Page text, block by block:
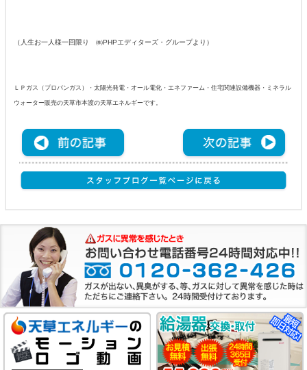
（人生お一人様一回限り ㈱PHPエディターズ・グループより）
ＬＰガス（プロパンガス）・太陽光発電・オール電化・エネファーム・住宅関連設備機器・ミネラル
ウォーター販売の天草市本渡の天草エネルギーです。